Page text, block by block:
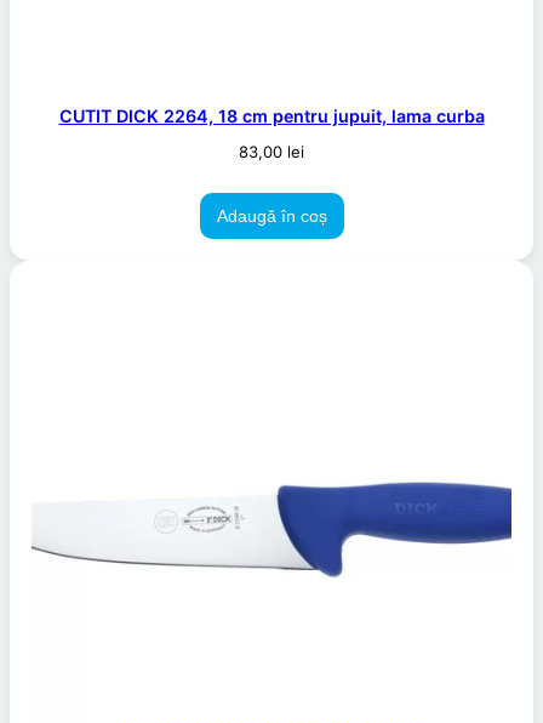
CUTIT DICK 2264, 18 cm pentru jupuit, lama curba
83,00 lei
Adaugă în coș